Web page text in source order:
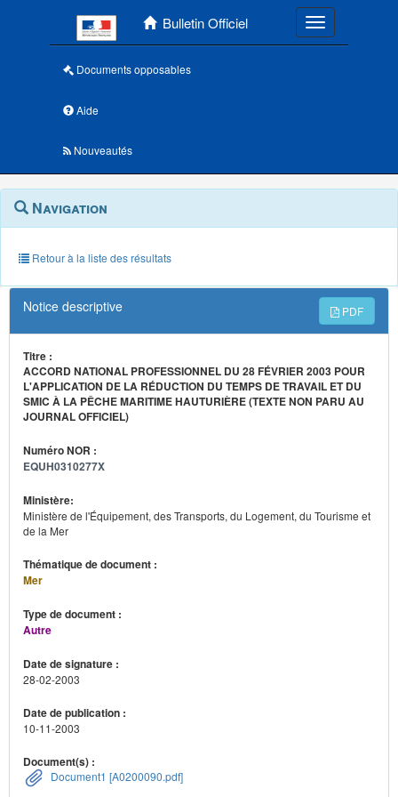
Bulletin Officiel Toggle
Documents opposables
Aide
Nouveautés
Navigation
outils
annexes
Menu
contextuel
Navigation
Retour à la liste des résultats
Notice descriptive PDF
Titre :
ACCORD NATIONAL PROFESSIONNEL DU 28 FÉVRIER 2003 POUR
L'APPLICATION DE LA RÉDUCTION DU TEMPS DE TRAVAIL ET DU
SMIC À LA PÊCHE MARITIME HAUTURIÈRE (TEXTE NON PARU AU
JOURNAL OFFICIEL)
Numéro NOR :
EQUH0310277X
Ministère:
Ministère de l'Équipement, des Transports, du Logement, du Tourisme et
de la Mer
Thématique de document :
Mer
Type de document :
Autre
Date de signature :
28-02-2003
Date de publication :
10-11-2003
Document(s) :
Document1 [A0200090.pdf]